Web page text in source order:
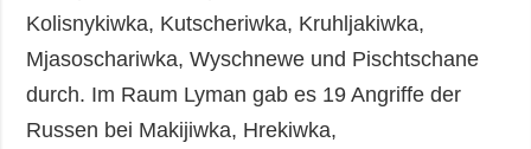
Kolisnykiwka, Kutscheriwka, Kruhljakiwka,
Mjasoschariwka, Wyschnewe und Pischtschane
durch. Im Raum Lyman gab es 19 Angriffe der
Russen bei Makijiwka, Hrekiwka,